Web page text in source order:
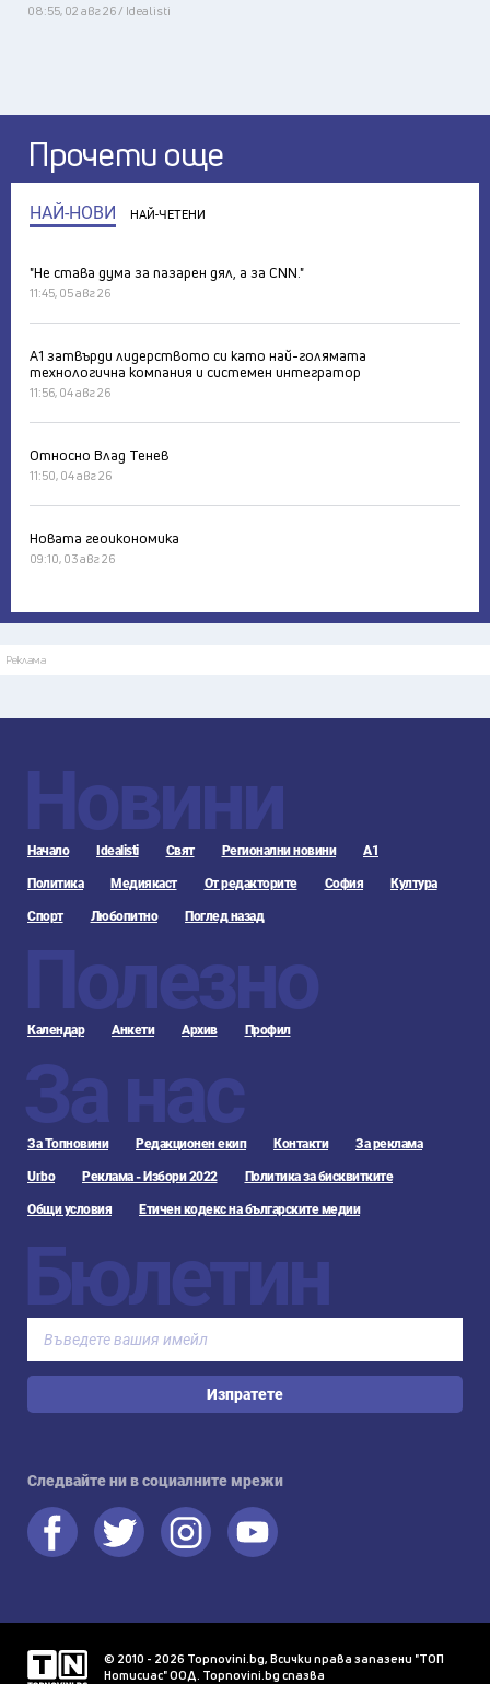
08:55, 02 авг 26 / Idealisti
Прочети още
НАЙ-НОВИ НАЙ-ЧЕТЕНИ
"Не става дума за пазарен дял, а за CNN."
11:45, 05 авг 26
А1 затвърди лидерството си като най-голямата
технологична компания и системен интегратор
11:56, 04 авг 26
Относно Влад Тенев
11:50, 04 авг 26
Новата геоикономика
09:10, 03 авг 26
Реклама
Новини
Начало Idealisti Свят Регионални новини А1
Политика Медиякаст От редакторите София Култура
Спорт Любопитно Поглед назад
Полезно
Календар Анкети Архив Профил
За нас
За Топновини Редакционен екип Контакти За реклама
Urbo Реклама - Избори 2022 Политика за бисквитките
Общи условия Етичен кодекс на българските медии
Бюлетин
Изпратете
Следвайте ни в социалните мрежи
© 2010 - 2026 Topnovini.bg, Всички права запазени "ТОП
Нотисиас" ООД. Topnovini.bg спазва